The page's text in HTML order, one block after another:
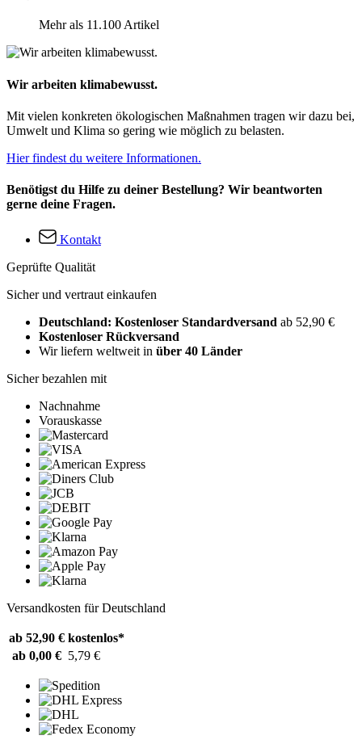
Mehr als 11.100 Artikel
Wir arbeiten klimabewusst.
Mit vielen konkreten ökologischen Maßnahmen tragen wir dazu bei,
Umwelt und Klima so gering wie möglich zu belasten.
Hier findest du weitere Informationen.
Benötigst du Hilfe zu deiner Bestellung? Wir beantworten
gerne deine Fragen.
Kontakt
Geprüfte Qualität
Sicher und vertraut einkaufen
Deutschland: Kostenloser Standardversand ab 52,90 €
Kostenloser Rückversand
Wir liefern weltweit in über 40 Länder
Sicher bezahlen mit
Nachnahme
Vorauskasse
Versandkosten für Deutschland
ab 52,90 € kostenlos*
ab 0,00 € 5,79 €